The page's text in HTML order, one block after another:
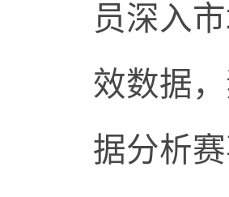
员深入
效数据
据分析